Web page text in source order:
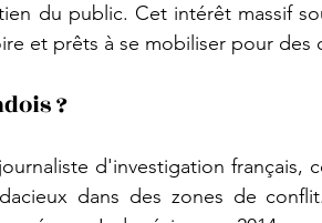
du public. Cet intérêt massif
et prêts à se mobiliser pour des
?
d'investigation français,
dans des zones de